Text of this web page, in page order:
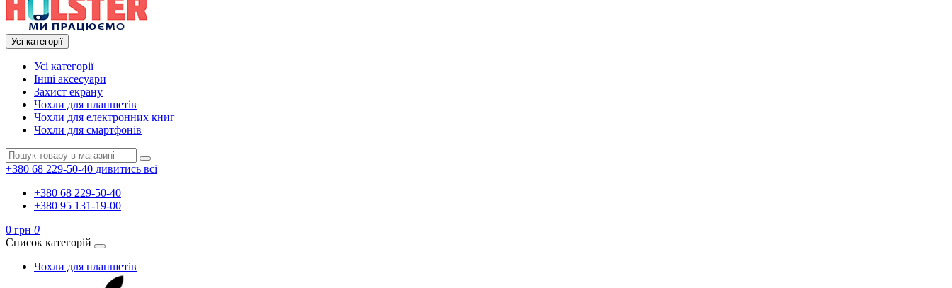
Усі категорії
Усі категорії
Інші аксесуари
Захист екрану
Чохли для планшетів
Чохли для електронних книг
Чохли для смартфонів
+380 68 229-50-40 дивитись всі
+380 68 229-50-40
+380 95 131-19-00
0 грн 0
Список категорій
Чохли для планшетів